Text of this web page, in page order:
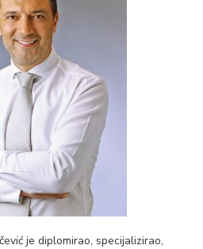
je diplomirao, specijalizirao,